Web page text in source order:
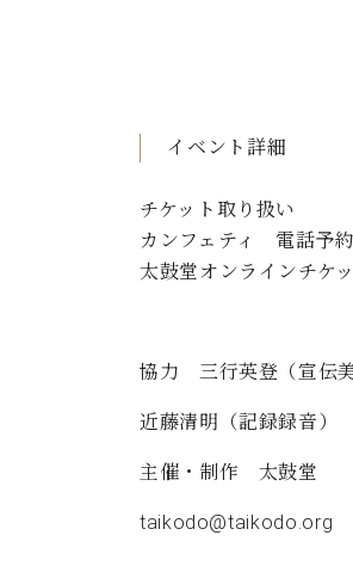
イベント詳細
チケット取り扱い
カンフェティ 電話予約
太鼓堂オンラインチケ
協力 三行英登（宣伝
近藤清明（記録録音）
主催・制作 太鼓堂
taikodo@taikodo.org